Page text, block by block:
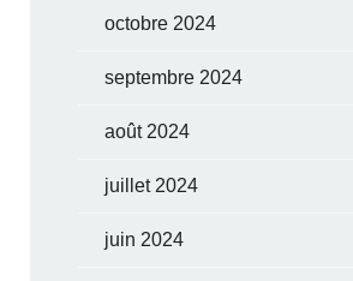
octobre 2024
septembre 2024
août 2024
juillet 2024
juin 2024